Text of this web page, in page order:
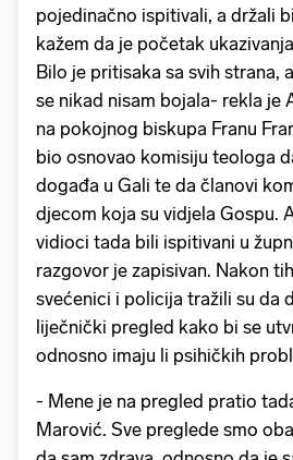
pojedinačno ispitivali, a držali
kažem da je početak
Bilo je pritisaka sa svih strana,
se nikad nisam bojala- rekla je
na pokojnog biskupa Franu
bio osnovao komisiju teologa
događa u Gali te da članovi
djecom koja su vidjela Gospu.
vidioci tada bili ispitivani u
razgovor je zapisivan. Nakon
svećenici i policija tražili su da
liječnički pregled kako bi se
odnosno imaju li psihičkih
- Mene je na pregled pratio
Marović. Sve preglede smo